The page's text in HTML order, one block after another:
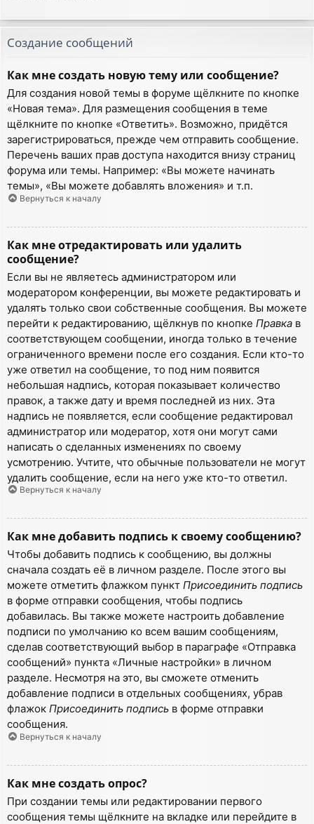
Создание сообщений
Как мне создать новую тему или сообщение?
Для создания новой темы в форуме щёлкните по кнопке
«Новая тема». Для размещения сообщения в теме
щёлкните по кнопке «Ответить». Возможно, придётся
зарегистрироваться, прежде чем отправить сообщение.
Перечень ваших прав доступа находится внизу страниц
форума или темы. Например: «Вы можете начинать
темы», «Вы можете добавлять вложения» и т.п.
Вернуться к началу
Как мне отредактировать или удалить
сообщение?
Если вы не являетесь администратором или
модератором конференции, вы можете редактировать и
удалять только свои собственные сообщения. Вы можете
перейти к редактированию, щёлкнув по кнопке Правка в
соответствующем сообщении, иногда только в течение
ограниченного времени после его создания. Если кто-то
уже ответил на сообщение, то под ним появится
небольшая надпись, которая показывает количество
правок, а также дату и время последней из них. Эта
надпись не появляется, если сообщение редактировал
администратор или модератор, хотя они могут сами
написать о сделанных изменениях по своему
усмотрению. Учтите, что обычные пользователи не могут
удалить сообщение, если на него уже кто-то ответил.
Вернуться к началу
Как мне добавить подпись к своему сообщению?
Чтобы добавить подпись к сообщению, вы должны
сначала создать её в личном разделе. После этого вы
можете отметить флажком пункт Присоединить подпись
в форме отправки сообщения, чтобы подпись
добавилась. Вы также можете настроить добавление
подписи по умолчанию ко всем вашим сообщениям,
сделав соответствующий выбор в параграфе «Отправка
сообщений» пункта «Личные настройки» в личном
разделе. Несмотря на это, вы сможете отменить
добавление подписи в отдельных сообщениях, убрав
флажок Присоединить подпись в форме отправки
сообщения.
Вернуться к началу
Как мне создать опрос?
При создании темы или редактировании первого
сообщения темы щёлкните на вкладке или перейдите в